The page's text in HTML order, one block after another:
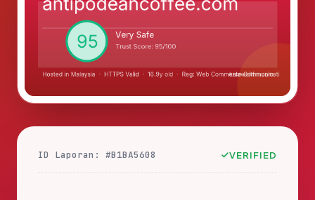
ID Laporan: #B1BA5608 VERIFIED